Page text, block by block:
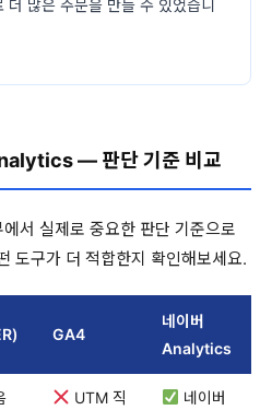
많은 주문을 만들 수 있었습니
— 판단 기준 비교
서 실제로 중요한 판단 기준으로
도구가 더 적합한지 확인해보세요.
GA4
네이버
Analytics
UTM 직
네이버